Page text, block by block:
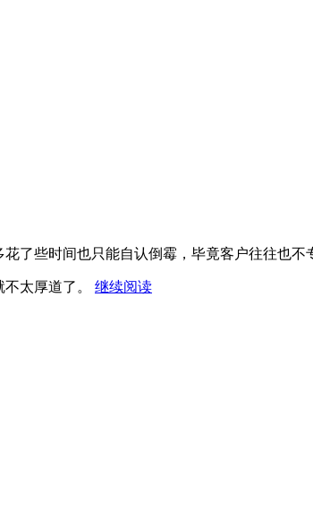
了些时间也只能自认倒霉，毕竟客户往往也不
太厚道了。 继续阅读“没